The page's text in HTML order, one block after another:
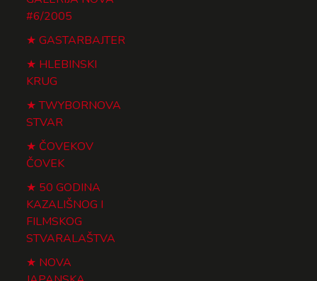
#6/2005
GASTARBAJTER
HLEBINSKI
KRUG
TWYBORNOVA
STVAR
ČOVEKOV
ČOVEK
50 GODINA
KAZALIŠNOG I
FILMSKOG
STVARALAŠTVA
NOVA